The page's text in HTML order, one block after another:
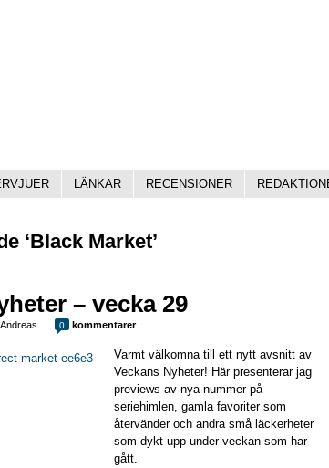
LÄNKAR RECENSIONER
‘Black Market’
– vecka 29
Andreas 0 kommentarer
Varmt välkomna till ett nytt avsnitt av
Veckans Nyheter! Här presenterar jag
previews av nya nummer på
seriehimlen, gamla favoriter som
återvänder och andra små läckerheter
som dykt upp under veckan som har
gått.